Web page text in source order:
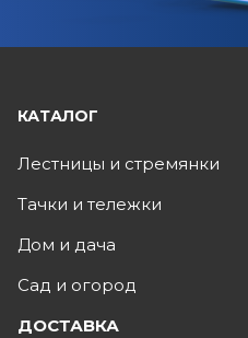
КАТАЛОГ
Лестницы и стремянки
Тачки и тележки
Дом и дача
Сад и огород
ДОСТАВКА